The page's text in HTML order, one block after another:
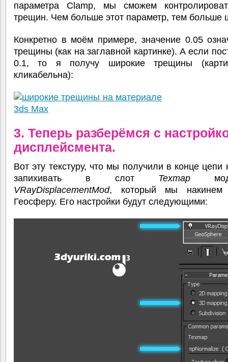
параметра Clamp, мы сможем
трещин. Чем больше этот параметр, тем больше
Конкретно в моём примере, значение 0.05
трещины (как на заглавной картинке). А если
0.1, то я получу широкие трещины
кликабельна):
3. Теперь разберёмся с
дисплейсмента.
Вот эту текстуру, что мы получили в конце
запихивать в слот Texmap
VRayDisplacementMod, который мы
Геосферу. Его настройки будут следующими: